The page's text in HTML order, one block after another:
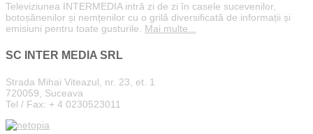
Televiziunea INTERMEDIA intră zi de zi în casele sucevenilor,
botoșănenilor și nemțenilor cu o grilă diversificată de informații și
emisiuni pentru toate gusturile. Mai multe...
SC INTER MEDIA SRL
Strada Mihai Viteazul, nr. 23, et. 1
720059, Suceava
Tel / Fax: + 4 0230523011